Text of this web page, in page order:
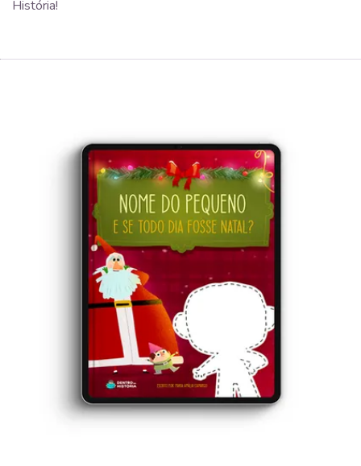
História!